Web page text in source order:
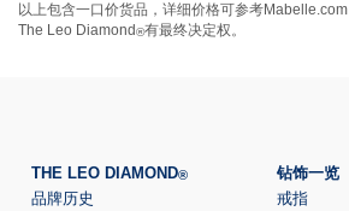
以上包含一口价货品，详细价格可参考Mabelle.com
The Leo Diamond®有最终决定权。
THE LEO DIAMOND®
品牌历史
钻饰一览
戒指